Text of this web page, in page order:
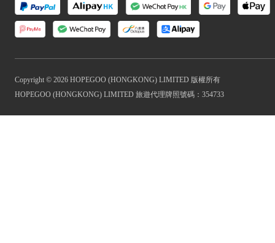
Copyright © 2026 HOPEGOO (HONGKONG) LIMITED 版權所有
HOPEGOO (HONGKONG) LIMITED 旅遊代理牌照號碼：354733